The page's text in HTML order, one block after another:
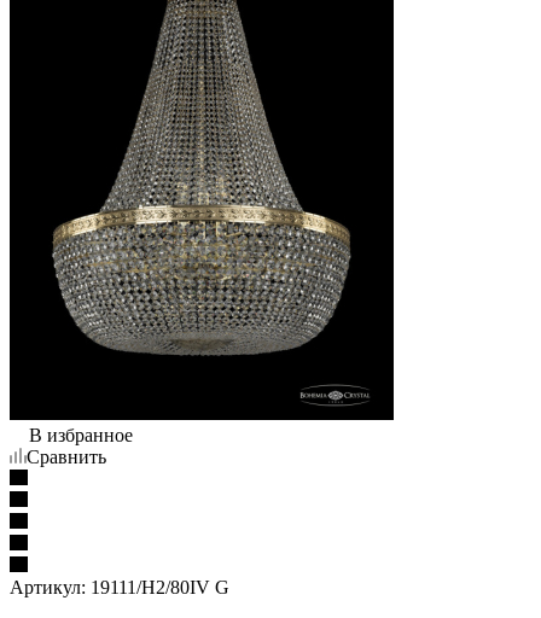
В избранное
Сравнить
Артикул: 19111/H2/80IV G